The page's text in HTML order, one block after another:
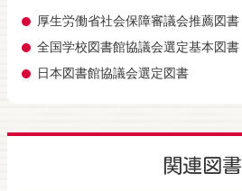
厚生労働省社会保障審議会推薦図書
全国学校図書館協議会選定基本図書
日本図書館協議会選定図書
関連図書